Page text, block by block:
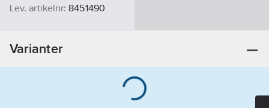
Lev. artikelnr: 8451490
Varianter